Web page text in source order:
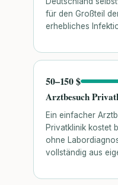
für den Großteil
erhebliches
50–150 $
Arztbesuch
Ein einfacher
Privatklinik kostet
ohne
vollständig aus